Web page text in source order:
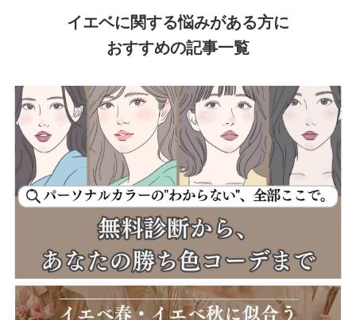
イエベに関する悩みがある方に
おすすめの記事一覧